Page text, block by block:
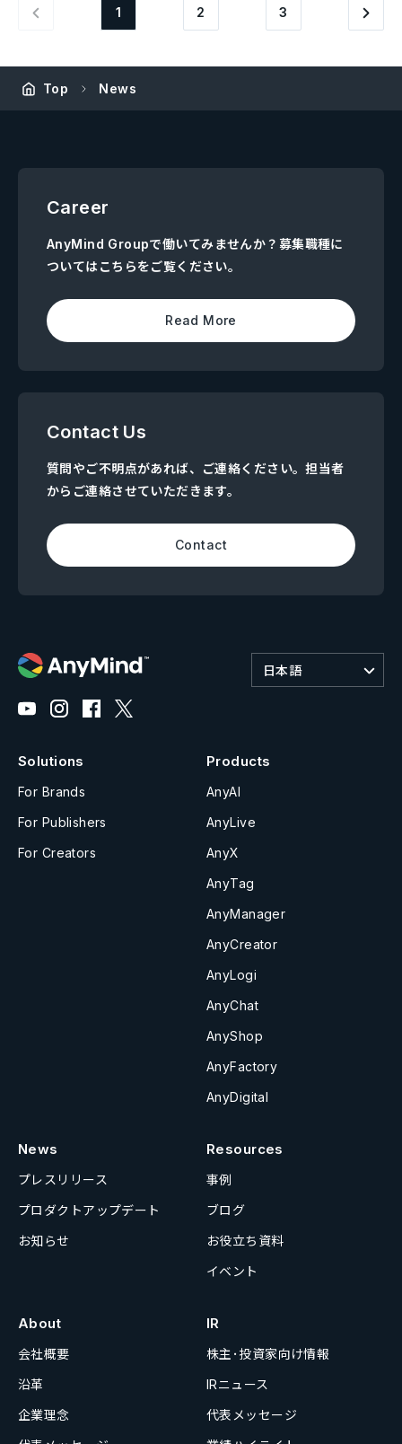
1 2 3
Top News
Career
AnyMind Groupで働いてみませんか？募集職種に
ついてはこちらをご覧ください。
Read More
Contact Us
質問やご不明点があれば、ご連絡ください。担当者
からご連絡させていただきます。
Contact
日本語
Solutions
For Brands
For Publishers
For Creators
Products
AnyAI
AnyLive
AnyX
AnyTag
AnyManager
AnyCreator
AnyLogi
AnyChat
AnyShop
AnyFactory
AnyDigital
News
プレスリリース
プロダクトアップデート
お知らせ
Resources
事例
ブログ
お役立ち資料
イベント
About
会社概要
沿革
企業理念
IR
株主･投資家向け情報
IRニュース
代表メッセージ